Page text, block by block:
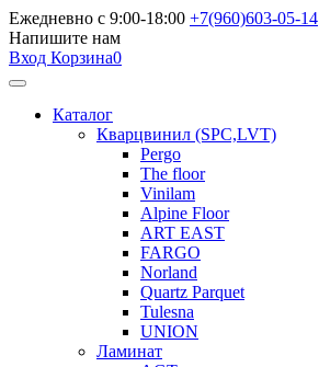
Ежедневно с 9:00-18:00 +7(960)603-05-14
Напишите нам
Вход Корзина0
Каталог
Кварцвинил (SPC,LVT)
Pergo
The floor
Vinilam
Alpine Floor
ART EAST
FARGO
Norland
Quartz Parquet
Tulesna
UNION
Ламинат